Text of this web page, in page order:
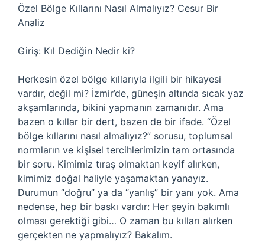
Özel Bölge Kıllarını Nasıl Almalıyız? Cesur Bir
Analiz
Giriş: Kıl Dediğin Nedir ki?
Herkesin özel bölge kıllarıyla ilgili bir hikayesi
vardır, değil mi? İzmir’de, güneşin altında sıcak yaz
akşamlarında, bikini yapmanın zamanıdır. Ama
bazen o kıllar bir dert, bazen de bir ifade. “Özel
bölge kıllarını nasıl almalıyız?” sorusu, toplumsal
normların ve kişisel tercihlerimizin tam ortasında
bir soru. Kimimiz tıraş olmaktan keyif alırken,
kimimiz doğal haliyle yaşamaktan yanayız.
Durumun “doğru” ya da “yanlış” bir yanı yok. Ama
nedense, hep bir baskı vardır: Her şeyin bakımlı
olması gerektiği gibi… O zaman bu kılları alırken
gerçekten ne yapmalıyız? Bakalım.